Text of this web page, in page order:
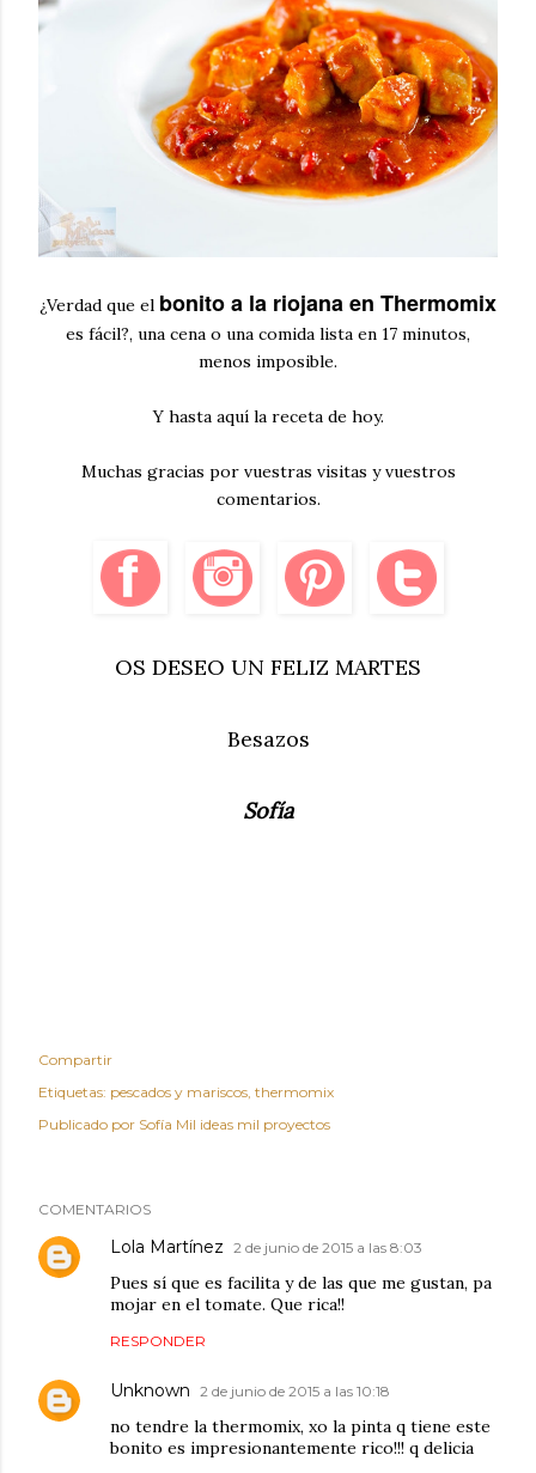
¿Verdad que el bonito a la riojana en Thermomix
es fácil?, una cena o una comida lista en 17 minutos,
menos imposible.
Y hasta aquí la receta de hoy.
Muchas gracias por vuestras visitas y vuestros
comentarios.
OS DESEO UN FELIZ MARTES
Besazos
Sofía
Compartir
Etiquetas: pescados y mariscos thermomix
Publicado por Sofía Mil ideas mil proyectos
COMENTARIOS
Lola Martínez 2 de junio de 2015 a las 8:03
Pues sí que es facilita y de las que me gustan, pa
mojar en el tomate. Que rica!!
RESPONDER
Unknown 2 de junio de 2015 a las 10:18
no tendre la thermomix, xo la pinta q tiene este
bonito es impresionantemente rico!!! q delicia